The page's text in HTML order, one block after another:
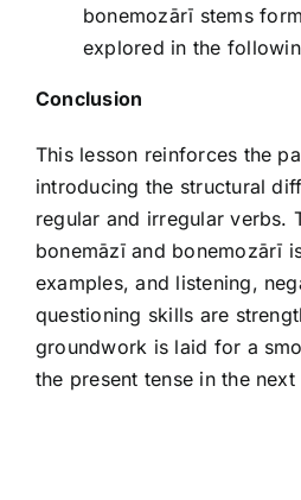
bonemozārī stems
explored in the
Conclusion
This lesson reinforces the
introducing the structural
regular and irregular verbs.
bonemāzī and bonemozārī
examples, and listening,
questioning skills are
groundwork is laid for a
the present tense in the next